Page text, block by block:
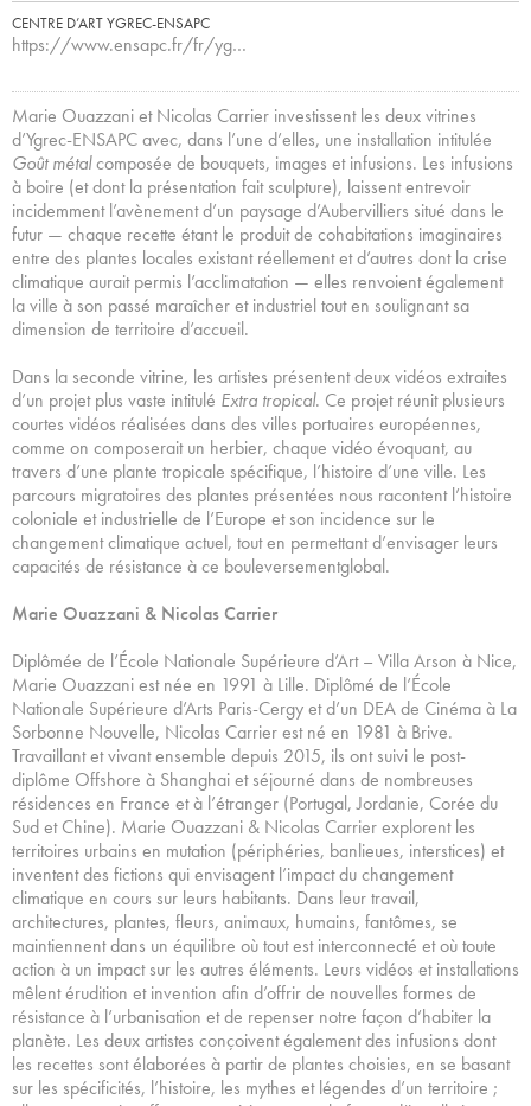
CENTRE D’ART YGREC-ENSAPC
https://www.ensapc.fr/fr/yg…
Marie Ouazzani et Nicolas Carrier investissent les deux vitrines
d’Ygrec-ENSAPC avec, dans l’une d’elles, une installation intitulée
Goût métalcomposée de bouquets, images et infusions. Les infusions
à boire (et dont la présentation fait sculpture), laissent entrevoir
incidemment l’avènement d’un paysage d’Aubervilliers situé dans le
futur — chaque recette étant le produit de cohabitations imaginaires
entre des plantes locales existant réellement et d’autres dont la crise
climatique aurait permis l’acclimatation — elles renvoient également
la ville à son passé maraîcher et industriel tout en soulignant sa
dimension de territoire d’accueil.
Dans la seconde vitrine, les artistes présentent deux vidéos extraites
d’un projet plus vaste intitulé Extra tropical. Ce projet réunit plusieurs
courtes vidéos réalisées dans des villes portuaires européennes,
comme on composerait un herbier, chaque vidéo évoquant, au
travers d’une plante tropicale spécifique, l’histoire d’une ville. Les
parcours migratoires des plantes présentées nous racontent l’histoire
coloniale et industrielle de l’Europe et son incidence sur le
changement climatique actuel, tout en permettant d’envisager leurs
capacités de résistance à ce bouleversementglobal.
Marie Ouazzani & Nicolas Carrier
Diplômée de l’École Nationale Supérieure d’Art – Villa Arson à Nice,
Marie Ouazzani est née en 1991 à Lille. Diplômé de l’École
Nationale Supérieure d’Arts Paris-Cergy et d’un DEA de Cinéma à La
Sorbonne Nouvelle, Nicolas Carrier est né en 1981 à Brive.
Travaillant et vivant ensemble depuis 2015, ils ont suivi le post-
diplôme Offshore à Shanghai et séjourné dans de nombreuses
résidences en France et à l’étranger (Portugal, Jordanie, Corée du
Sud et Chine). Marie Ouazzani & Nicolas Carrier explorent les
territoires urbains en mutation (périphéries, banlieues, interstices) et
inventent des fictions qui envisagent l’impact du changement
climatique en cours sur leurs habitants. Dans leur travail,
architectures, plantes, fleurs, animaux, humains, fantômes, se
maintiennent dans un équilibre où tout est interconnecté et où toute
action à un impact sur les autres éléments. Leurs vidéos et installations
mêlent érudition et invention afin d’offrir de nouvelles formes de
résistance à l’urbanisation et de repenser notre façon d’habiter la
planète. Les deux artistes conçoivent également des infusions dont
les recettes sont élaborées à partir de plantes choisies, en se basant
sur les spécificités, l’histoire, les mythes et légendes d’un territoire ;